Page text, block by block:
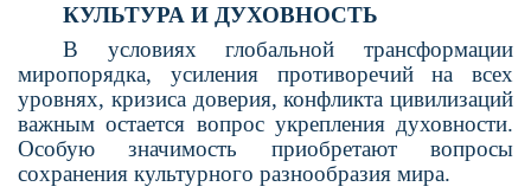
КУЛЬТУРА И ДУХОВНОСТЬ
В условиях глобальной трансформации
миропорядка, усиления противоречий на всех
уровнях, кризиса доверия, конфликта циви­лизаций
важным остается вопрос укрепления духовности.
Особую значимость приобретают вопросы
сохранения культурного разнообра­зия мира.